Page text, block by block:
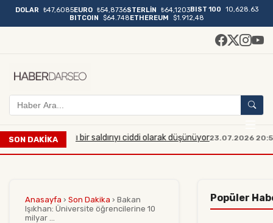
DOLAR ₺47,6085EURO ₺54,8736STERLİN ₺64,1203BIST 100
10,628.63
BITCOIN
$64.748ETHEREUM $1.912,48
SON DAKİKA
çaplı bir saldırıyı ciddi olarak düşünüyor 23.07.2026 20:54
Anasayfa › Son Dakika › Bakan
Işıkhan: Üniversite öğrencilerine 10
milyar ...
Popüler